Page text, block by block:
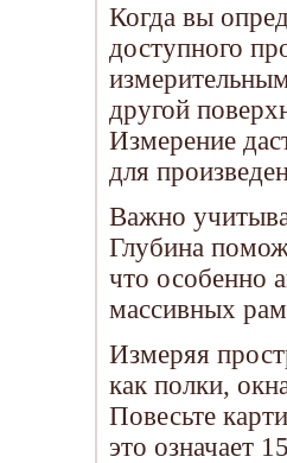
Когда вы
доступного
другой
Измерение
для
Важно
Глубина
что особенно
массивных
Измеряя
как полки,
Повесьте
это означает